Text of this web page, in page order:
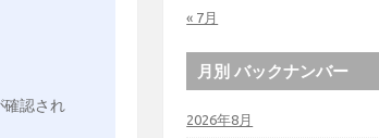
認され
« 7月
月別 バックナンバー
2026年8月